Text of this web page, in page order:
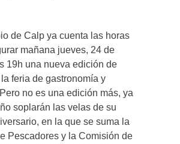
de Calp ya cuenta las horas
mañana jueves, 24 de
19h una nueva edición de
la feria de gastronomía y
no es una edición más, ya
soplarán las velas de su
en la que se suma la
Pescadores y la Comisión de